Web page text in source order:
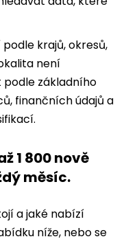
krajů, okresů,
není
základního
finančních údajů a
1 800 nově
a jaké nabízí
týmem.